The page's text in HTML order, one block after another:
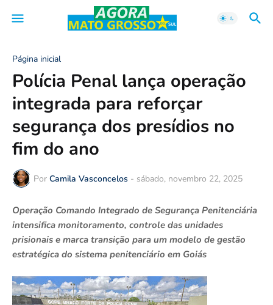
Página inicial
Polícia Penal lança operação
integrada para reforçar
segurança dos presídios no
fim do ano
Por Camila Vasconcelos - sábado, novembro 22, 2025
Operação Comando Integrado de Segurança Penitenciária
intensifica monitoramento, controle das unidades
prisionais e marca transição para um modelo de gestão
estratégica do sistema penitenciário em Goiás